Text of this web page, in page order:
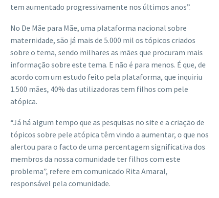
tem aumentado progressivamente nos últimos anos”.
No De Mãe para Mãe, uma plataforma nacional sobre
maternidade, são já mais de 5.000 mil os tópicos criados
sobre o tema, sendo milhares as mães que procuram mais
informação sobre este tema. E não é para menos. É que, de
acordo com um estudo feito pela plataforma, que inquiriu
1.500 mães, 40% das utilizadoras tem filhos com pele
atópica.
“Já há algum tempo que as pesquisas no site e a criação de
tópicos sobre pele atópica têm vindo a aumentar, o que nos
alertou para o facto de uma percentagem significativa dos
membros da nossa comunidade ter filhos com este
problema”, refere em comunicado Rita Amaral,
responsável pela comunidade.